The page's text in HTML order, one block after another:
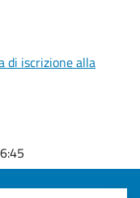
di iscrizione alla